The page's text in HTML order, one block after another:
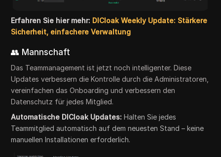
Erfahren Sie hier mehr: DICloak Weekly Update: Stärkere
Sicherheit, einfachere Verwaltung
👥 Mannschaft
Das Teammanagement ist jetzt noch intelligenter. Diese
Updates verbessern die Kontrolle durch die Administratoren,
vereinfachen das Onboarding und verbessern den
Datenschutz für jedes Mitglied.
Automatische DICloak Updates: Halten Sie jedes
Teammitglied automatisch auf dem neuesten Stand – keine
manuellen Installationen erforderlich.